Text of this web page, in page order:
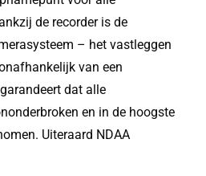
de recorder is de
– het vastleggen
van een
dat alle
en in de hoogste
Uiteraard NDAA